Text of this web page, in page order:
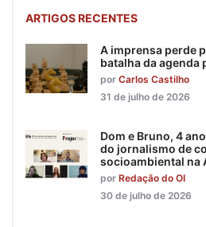
ARTIGOS RECENTES
A imprensa perde
batalha da agenda
por Carlos Castilho
31 de julho de 2026
Dom e Bruno, 4
do jornalismo de
socioambiental na
por Redação do OI
30 de julho de 2026